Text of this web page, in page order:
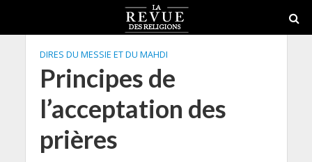
DIRES DU MESSIE ET DU MAHDI
Principes de
l’acceptation des
prières